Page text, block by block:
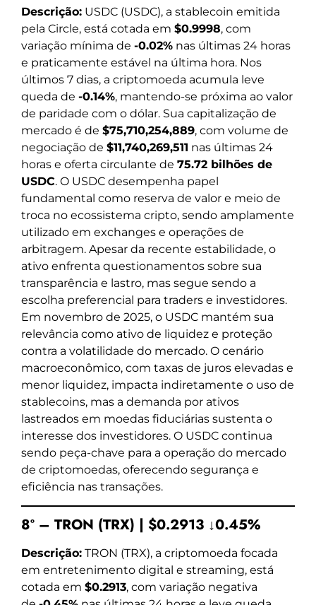
Descrição: USDC (USDC), a stablecoin emitida
pela Circle, está cotada em $0.9998, com
variação mínima de -0.02% nas últimas 24 horas
e praticamente estável na última hora. Nos
últimos 7 dias, a criptomoeda acumula leve
queda de -0.14%, mantendo-se próxima ao valor
de paridade com o dólar. Sua capitalização de
mercado é de $75,710,254,889, com volume de
negociação de $11,740,269,511 nas últimas 24
horas e oferta circulante de 75.72 bilhões de
USDC. O USDC desempenha papel
fundamental como reserva de valor e meio de
troca no ecossistema cripto, sendo amplamente
utilizado em exchanges e operações de
arbitragem. Apesar da recente estabilidade, o
ativo enfrenta questionamentos sobre sua
transparência e lastro, mas segue sendo a
escolha preferencial para traders e investidores.
Em novembro de 2025, o USDC mantém sua
relevância como ativo de liquidez e proteção
contra a volatilidade do mercado. O cenário
macroeconômico, com taxas de juros elevadas e
menor liquidez, impacta indiretamente o uso de
stablecoins, mas a demanda por ativos
lastreados em moedas fiduciárias sustenta o
interesse dos investidores. O USDC continua
sendo peça-chave para a operação do mercado
de criptomoedas, oferecendo segurança e
eficiência nas transações.
8º – TRON (TRX) | $0.2913 ↓0.45%
Descrição: TRON (TRX), a criptomoeda focada
em entretenimento digital e streaming, está
cotada em $0.2913, com variação negativa